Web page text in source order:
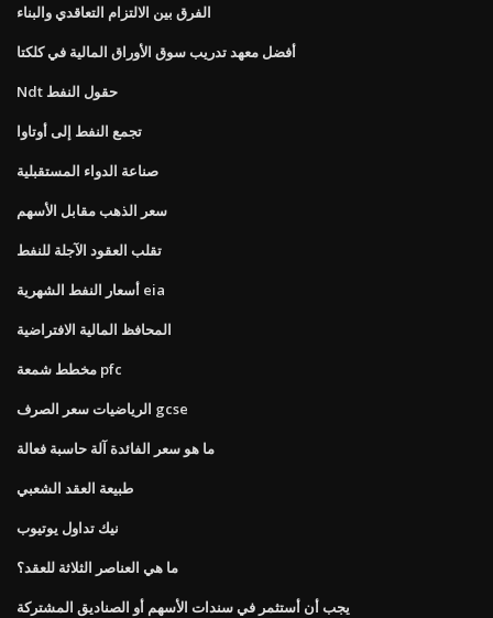
الفرق بين الالتزام التعاقدي والبناء
أفضل معهد تدريب سوق الأوراق المالية في كلكتا
Ndt حقول النفط
تجمع النفط إلى أوتاوا
صناعة الدواء المستقبلية
سعر الذهب مقابل الأسهم
تقلب العقود الآجلة للنفط
أسعار النفط الشهرية eia
المحافظ المالية الافتراضية
مخطط شمعة pfc
الرياضيات سعر الصرف gcse
ما هو سعر الفائدة آلة حاسبة فعالة
طبيعة العقد الشعبي
نيك تداول يوتيوب
ما هي العناصر الثلاثة للعقد؟
يجب أن أستثمر في سندات الأسهم أو الصناديق المشتركة